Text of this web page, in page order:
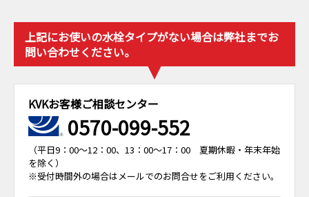
上記にお使いの水栓タイプがない場合は弊社までお
問い合わせください。
KVKお客様ご相談センター
0570-099-552
（平日9：00～12：00、13：00～17：00 夏期休暇・年末年始
を除く）
※受付時間外の場合はメールでのお問合せをご利用ください。